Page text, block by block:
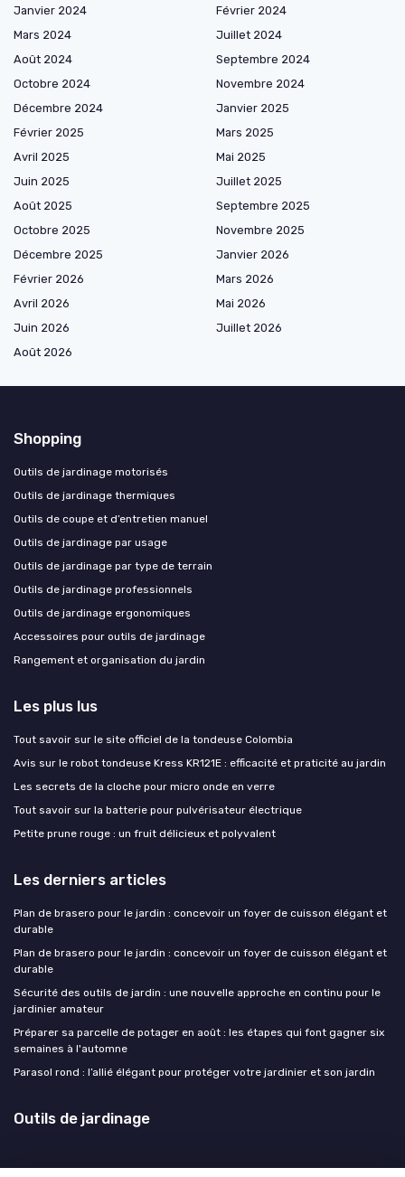
Janvier 2024
Février 2024
Mars 2024
Juillet 2024
Août 2024
Septembre 2024
Octobre 2024
Novembre 2024
Décembre 2024
Janvier 2025
Février 2025
Mars 2025
Avril 2025
Mai 2025
Juin 2025
Juillet 2025
Août 2025
Septembre 2025
Octobre 2025
Novembre 2025
Décembre 2025
Janvier 2026
Février 2026
Mars 2026
Avril 2026
Mai 2026
Juin 2026
Juillet 2026
Août 2026
Shopping
Outils de jardinage motorisés
Outils de jardinage thermiques
Outils de coupe et d’entretien manuel
Outils de jardinage par usage
Outils de jardinage par type de terrain
Outils de jardinage professionnels
Outils de jardinage ergonomiques
Accessoires pour outils de jardinage
Rangement et organisation du jardin
Les plus lus
Tout savoir sur le site officiel de la tondeuse Colombia
Avis sur le robot tondeuse Kress KR121E : efficacité et praticité au jardin
Les secrets de la cloche pour micro onde en verre
Tout savoir sur la batterie pour pulvérisateur électrique
Petite prune rouge : un fruit délicieux et polyvalent
Les derniers articles
Plan de brasero pour le jardin : concevoir un foyer de cuisson élégant et
durable
Plan de brasero pour le jardin : concevoir un foyer de cuisson élégant et
durable
Sécurité des outils de jardin : une nouvelle approche en continu pour le
jardinier amateur
Préparer sa parcelle de potager en août : les étapes qui font gagner six
semaines à l'automne
Parasol rond : l’allié élégant pour protéger votre jardinier et son jardin
Outils de jardinage